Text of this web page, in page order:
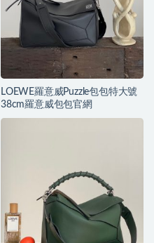
LOEWE羅意威Puzzle包包特大號
38cm羅意威包包官網